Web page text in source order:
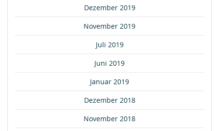
Dezember 2019
November 2019
Juli 2019
Juni 2019
Januar 2019
Dezember 2018
November 2018